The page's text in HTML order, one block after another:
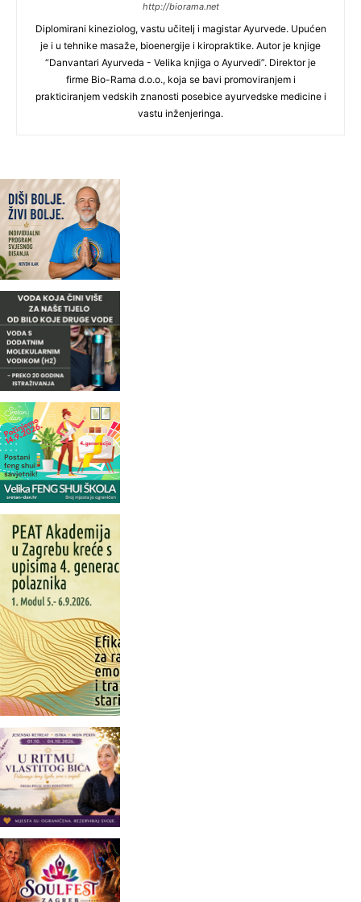
http://biorama.net
Diplomirani kineziolog, vastu učitelj i magistar Ayurvede. Upućen
je i u tehnike masaže, bioenergije i kiropraktike. Autor je knjige
“Danvantari Ayurveda - Velika knjiga o Ayurvedi”. Direktor je
firme Bio-Rama d.o.o., koja se bavi promoviranjem i
prakticiranjem vedskih znanosti posebice ayurvedske medicine i
vastu inženjeringa.